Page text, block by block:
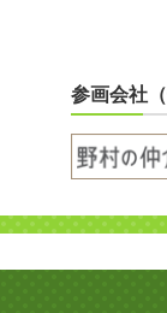
参画会社